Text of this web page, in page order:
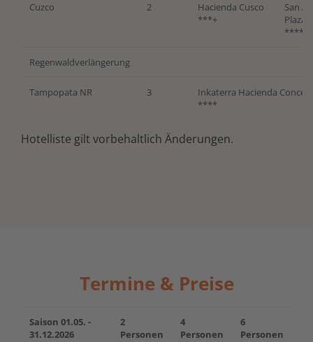
Cuzco 2
Hacienda Cusco
***+
San
Plaza
****
Regenwaldverlängerung
Tampopata NR 3
Inkaterra Hacienda
****
Hotelliste gilt vorbehaltlich Änderungen.
Termine & Preise
Saison 01.05. -
31.12.2026
2
Personen
4
Personen
6
Personen